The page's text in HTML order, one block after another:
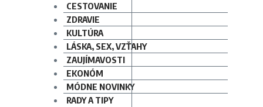
CESTOVANIE
ZDRAVIE
KULTÚRA
LÁSKA, SEX, VZŤAHY
ZAUJÍMAVOSTI
EKONÓM
MÓDNE NOVINKY
RADY A TIPY